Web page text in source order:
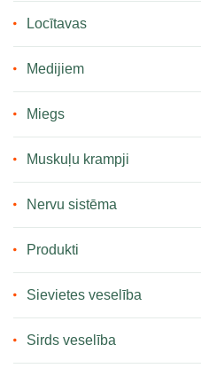
Locītavas
Medijiem
Miegs
Muskuļu krampji
Nervu sistēma
Produkti
Sievietes veselība
Sirds veselība